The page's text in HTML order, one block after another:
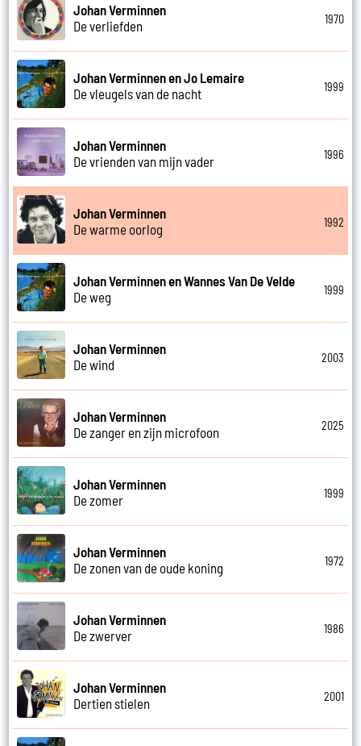
Johan Verminnen
De verliefden
1970
Johan Verminnen en Jo Lemaire
De vleugels van de nacht
1999
Johan Verminnen
De vrienden van mijn vader
1996
Johan Verminnen
De warme oorlog
1992
Johan Verminnen en Wannes Van De Velde
De weg
1999
Johan Verminnen
De wind
2003
Johan Verminnen
De zanger en zijn microfoon
2025
Johan Verminnen
De zomer
1999
Johan Verminnen
De zonen van de oude koning
1972
Johan Verminnen
De zwerver
1986
Johan Verminnen
Dertien stielen
2001